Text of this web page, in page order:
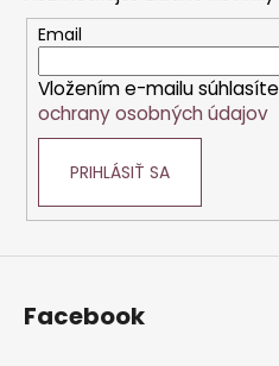
Email
Vložením e-mailu
ochrany osobných údajov
PRIHLÁSIŤ SA
Facebook